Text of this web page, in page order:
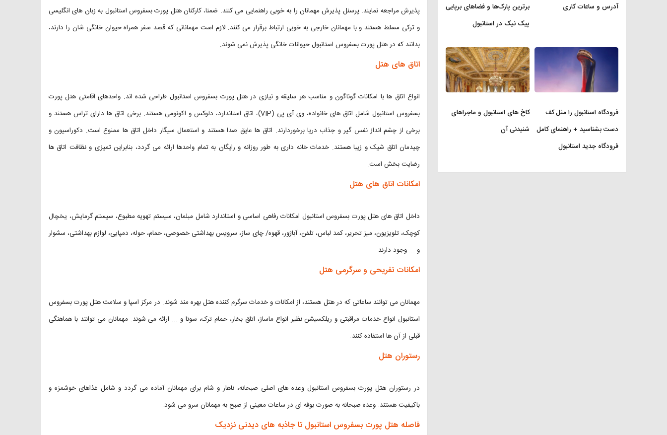
پذیرش مراجعه نمایند. پرسنل پذیرش مهمانان را به خوبی راهنمایی می کنند. ضمنا، کارکنان هتل پورت بسفروس استانبول به زبان های انگلیسی
و ترکی مسلط هستند و با مهمانان خارجی به خوبی ارتباط برقرار می کنند. لازم است مهمانانی که قصد سفر همراه حیوان خانگی شان را دارند،
بدانند که در هتل پورت بسفروس استانبول حیوانات خانگی پذیرش نمی شوند.
اتاق های هتل
انواع اتاق ها با امکانات گوناگون و مناسب هر سلیقه و نیازی در هتل پورت بسفروس استانبول طراحی شده اند. واحدهای اقامتی هتل پورت
بسفروس استانبول شامل اتاق های خانواده، وی آی پی (VIP)، اتاق استاندارد، دلوکس و اکونومی هستند. برخی اتاق ها دارای تراس هستند و
برخی از چشم انداز نفس گیر و جذاب دریا برخوردارند. اتاق ها عایق صدا هستند و استعمال سیگار داخل اتاق ها ممنوع است. دکوراسیون و
چیدمان اتاق شیک و زیبا هستند. خدمات خانه داری به طور روزانه و رایگان به تمام واحدها ارائه می گردد، بنابراین تمیزی و نظافت اتاق ها
رضایت بخش است.
امکانات اتاق های هتل
داخل اتاق های هتل پورت بسفروس استانبول امکانات رفاهی اساسی و استاندارد شامل مبلمان، سیستم تهویه مطبوع، سیستم گرمایش، یخچال
کوچک، تلویزیون، میز تحریر، کمد لباس، تلفن، آباژور، قهوه/ چای ساز، سرویس بهداشتی خصوصی، حمام، حوله، دمپایی، لوازم بهداشتی، سشوار
و ... وجود دارند.
امکانات تفریحی و سرگرمی هتل
مهمانان می توانند ساعاتی که در هتل هستند، از امکانات و خدمات سرگرم کننده هتل بهره مند شوند. در مرکز اسپا و سلامت هتل پورت بسفروس
استانبول انواع خدمات مراقبتی و ریلکسیشن نظیر انواع ماساژ، اتاق بخار، حمام ترک، سونا و ... ارائه می شوند. مهمانان می توانند با هماهنگی
قبلی از آن ها استفاده کنند.
رستوران هتل
در رستوران هتل پورت بسفروس استانبول وعده های اصلی صبحانه، ناهار و شام برای مهمانان آماده می گردد و شامل غذاهای خوشمزه و
باکیفیت هستند. وعده صبحانه به صورت بوفه ای در ساعات معینی از صبح به مهمانان سرو می شود.
فاصله هتل پورت بسفروس استانبول تا جاذبه های دیدنی نزدیک
آدرس و ساعات کاری
برترین پارک‌ها و فضاهای برپایی
پیک نیک در استانبول
فرودگاه استانبول را مثل کف
دست بشناسید + راهنمای کامل
فرودگاه جدید استانبول
کاخ های استانبول و ماجراهای
شنیدنی آن